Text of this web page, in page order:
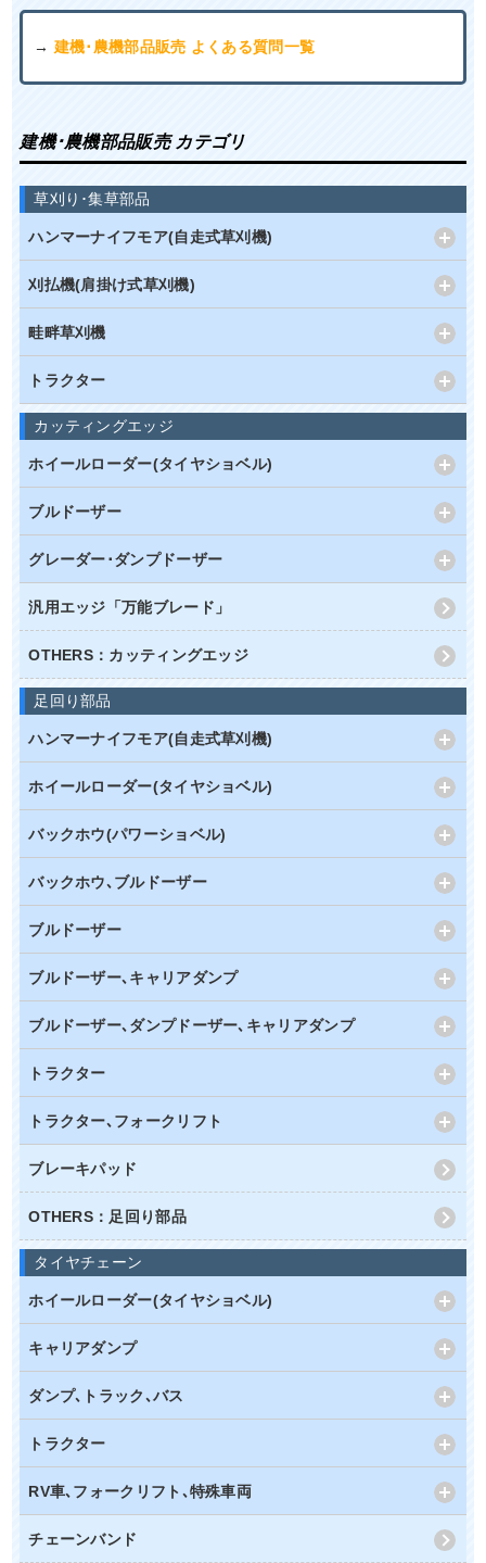
→ 建機･農機部品販売 よくある質問一覧
建機･農機部品販売 カテゴリ
草刈り･集草部品
ハンマーナイフモア(自走式草刈機)
刈払機(肩掛け式草刈機)
畦畔草刈機
トラクター
カッティングエッジ
ホイールローダー(タイヤショベル)
ブルドーザー
グレーダー･ダンプドーザー
汎用エッジ「万能ブレード」
OTHERS：カッティングエッジ
足回り部品
ハンマーナイフモア(自走式草刈機)
ホイールローダー(タイヤショベル)
バックホウ(パワーショベル)
バックホウ､ブルドーザー
ブルドーザー
ブルドーザー､キャリアダンプ
ブルドーザー､ダンプドーザー､キャリアダンプ
トラクター
トラクター､フォークリフト
ブレーキパッド
OTHERS：足回り部品
タイヤチェーン
ホイールローダー(タイヤショベル)
キャリアダンプ
ダンプ､トラック､バス
トラクター
RV車､フォークリフト､特殊車両
チェーンバンド